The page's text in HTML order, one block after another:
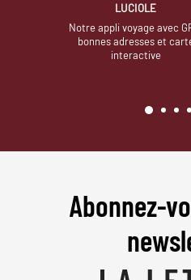
LUCIOLE
Notre appli voyage avec
bonnes adresses et
interactive
Abonnez-